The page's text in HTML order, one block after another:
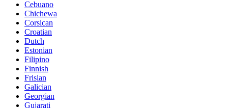
Cebuano
Chichewa
Corsican
Croatian
Dutch
Estonian
Filipino
Finnish
Frisian
Galician
Georgian
Gujarati